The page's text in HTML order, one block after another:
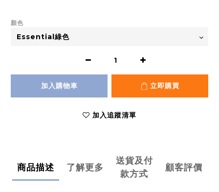
顏色
加入購物車 立即購買
加入追蹤清單
商品描述 了解更多
送貨及付
款方式
顧客評價